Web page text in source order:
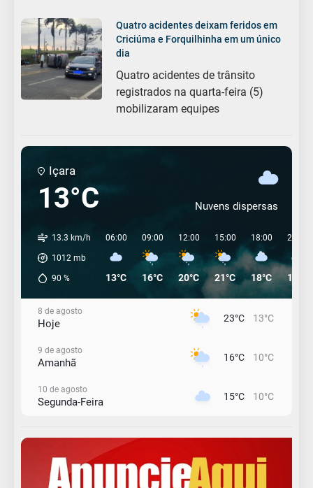
Quatro acidentes deixam feridos em
Criciúma e Forquilhinha em um único
dia
Quatro acidentes de trânsito
registrados na quarta-feira (5)
mobilizaram equipes
Içara
13°C Nuvens dispersas
13.3 km/h
1012 mb
90 %
06:00
13°C
09:00
16°C
12:00
20°C
15:00
21°C
18:00
18°C
21:00
17°C
8 de agosto
Hoje 23°C 13°C
9 de agosto
Amanhã 16°C 10°C
10 de agosto
Segunda-Feira 15°C 10°C
Terça-Feira 12°C 11°C
12 de agosto
Quarta-Feira